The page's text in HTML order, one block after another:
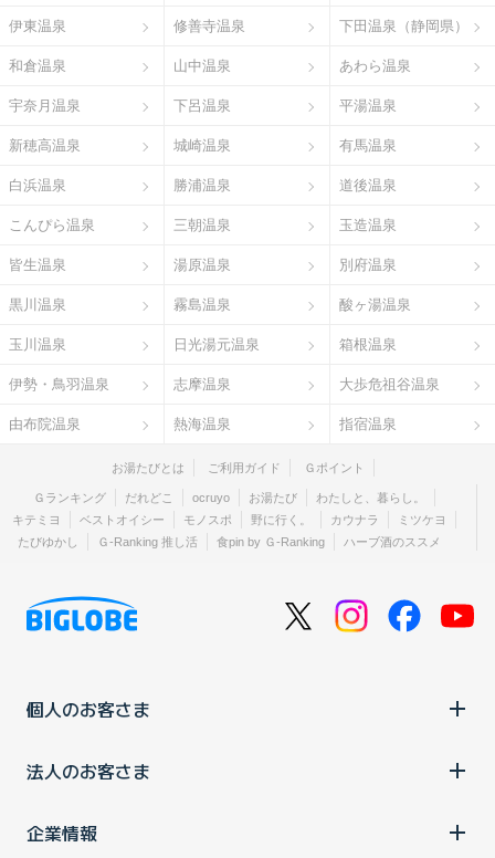
伊東温泉 修善寺温泉 下田温泉（静岡県）
和倉温泉 山中温泉 あわら温泉
宇奈月温泉 下呂温泉 平湯温泉
新穂高温泉 城崎温泉 有馬温泉
白浜温泉 勝浦温泉 道後温泉
こんぴら温泉 三朝温泉 玉造温泉
皆生温泉 湯原温泉 別府温泉
黒川温泉 霧島温泉 酸ヶ湯温泉
玉川温泉 日光湯元温泉 箱根温泉
伊勢・鳥羽温泉 志摩温泉 大歩危祖谷温泉
由布院温泉 熱海温泉 指宿温泉
お湯たびとは ご利用ガイド Ｇポイント
Ｇランキング だれどこ ocruyo お湯たび
わたしと、暮らし。
キテミヨ
ベストオイシー モノスポ 野に行く。 カウナラ
ミツケヨ
たびゆかし
Ｇ-Ranking 推し活 食pin by Ｇ-Ranking ハーブ酒のススメ
個人のお客さま
法人のお客さま
企業情報